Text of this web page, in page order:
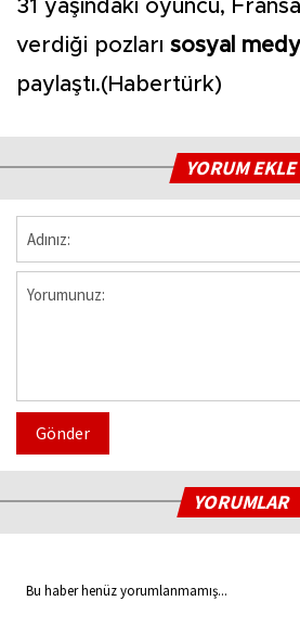
31 yaşındaki oyuncu,
verdiği pozları sosyal
paylaştı.(Habertürk)
YORUM EKLE
Gönder
YORUMLAR
Bu haber henüz yorumlanmamış...